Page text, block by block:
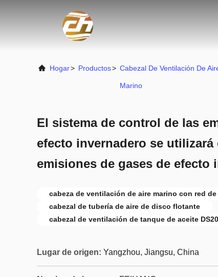
Hogar> Productos> Cabezal De Ventilación De
Marino
El sistema de control de las
efecto invernadero se utilizará
emisiones de gases de efecto
cabeza de ventilación de aire marino con red
cabezal de tubería de aire de disco flotante
cabezal de ventilación de tanque de aceite
Lugar de origen: Yangzhou, Jiangsu, China